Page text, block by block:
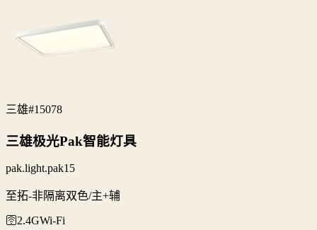
三雄#15078
三雄极光Pak智能灯具
pak.light.pak15
至拓-非隔离双色/主+辅
🛜2.4GWi‑Fi